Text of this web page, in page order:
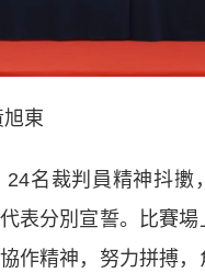
東
名裁判員精神抖擻
表分別宣誓。比賽場
作精神，努力拼搏